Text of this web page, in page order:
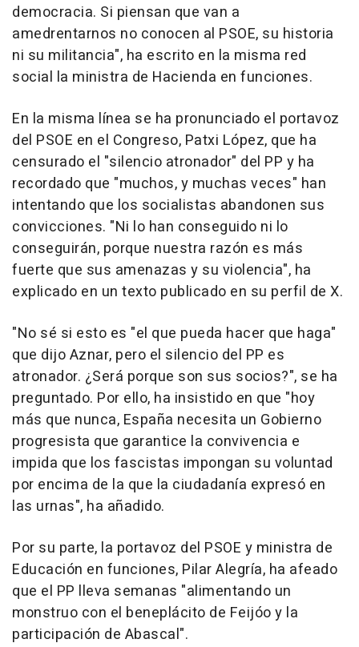
democracia. Si piensan que van a
amedrentarnos no conocen al PSOE, su historia
ni su militancia", ha escrito en la misma red
social la ministra de Hacienda en funciones.
En la misma línea se ha pronunciado el portavoz
del PSOE en el Congreso, Patxi López, que ha
censurado el "silencio atronador" del PP y ha
recordado que "muchos, y muchas veces" han
intentando que los socialistas abandonen sus
convicciones. "Ni lo han conseguido ni lo
conseguirán, porque nuestra razón es más
fuerte que sus amenazas y su violencia", ha
explicado en un texto publicado en su perfil de X.
"No sé si esto es "el que pueda hacer que haga"
que dijo Aznar, pero el silencio del PP es
atronador. ¿Será porque son sus socios?", se ha
preguntado. Por ello, ha insistido en que "hoy
más que nunca, España necesita un Gobierno
progresista que garantice la convivencia e
impida que los fascistas impongan su voluntad
por encima de la que la ciudadanía expresó en
las urnas", ha añadido.
Por su parte, la portavoz del PSOE y ministra de
Educación en funciones, Pilar Alegría, ha afeado
que el PP lleva semanas "alimentando un
monstruo con el beneplácito de Feijóo y la
participación de Abascal".